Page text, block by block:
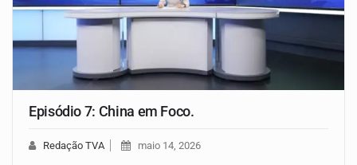
Episódio 7: China em Foco.
Redação TVA maio 14, 2026